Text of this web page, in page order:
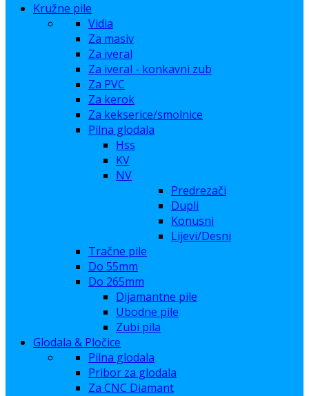
Kružne pile
Vidia
Za masiv
Za iveral
Za iveral - konkavni zub
Za PVC
Za kerok
Za kekserice/smolnice
Pilna glodala
Hss
KV
NV
Predrezači
Dupli
Konusni
Lijevi/Desni
Tračne pile
Do 55mm
Do 265mm
Dijamantne pile
Ubodne pile
Zubi pila
Glodala & Pločice
Pilna glodala
Pribor za glodala
Za CNC Diamant